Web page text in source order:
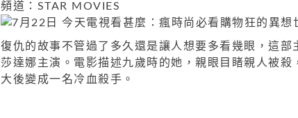
頻道：STAR MOVIES
復仇的故事不管過了多久還是讓人想要多看幾眼，這部
莎達娜主演。電影描述九歲時的她，親眼目睹親人被殺
大後變成一名冷血殺手。